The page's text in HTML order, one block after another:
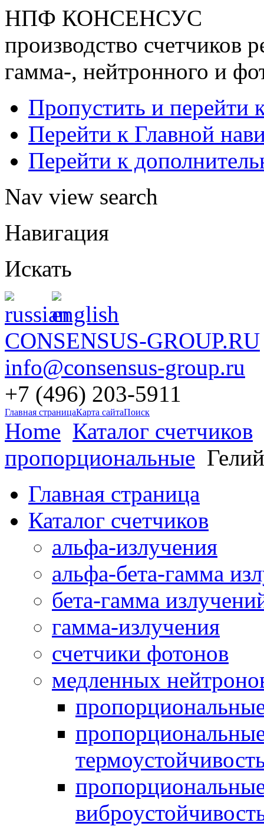
НПФ КОНСЕНСУС
производство счетчиков
гамма-, нейтронного и
Пропустить и перейти
Перейти к Главной
Перейти к
Nav view search
Навигация
Искать
CONSENSUS-GROUP.RU
info@consensus-group.ru
+7 (496) 203-5911
Главная страницаКарта сайтаПоиск
Home Каталог счетчиков
пропорциональные
Главная страница
Каталог счетчиков
альфа-излучения
альфа-бета-гамма
бета-гамма
гамма-излучения
счетчики фотонов
медленных